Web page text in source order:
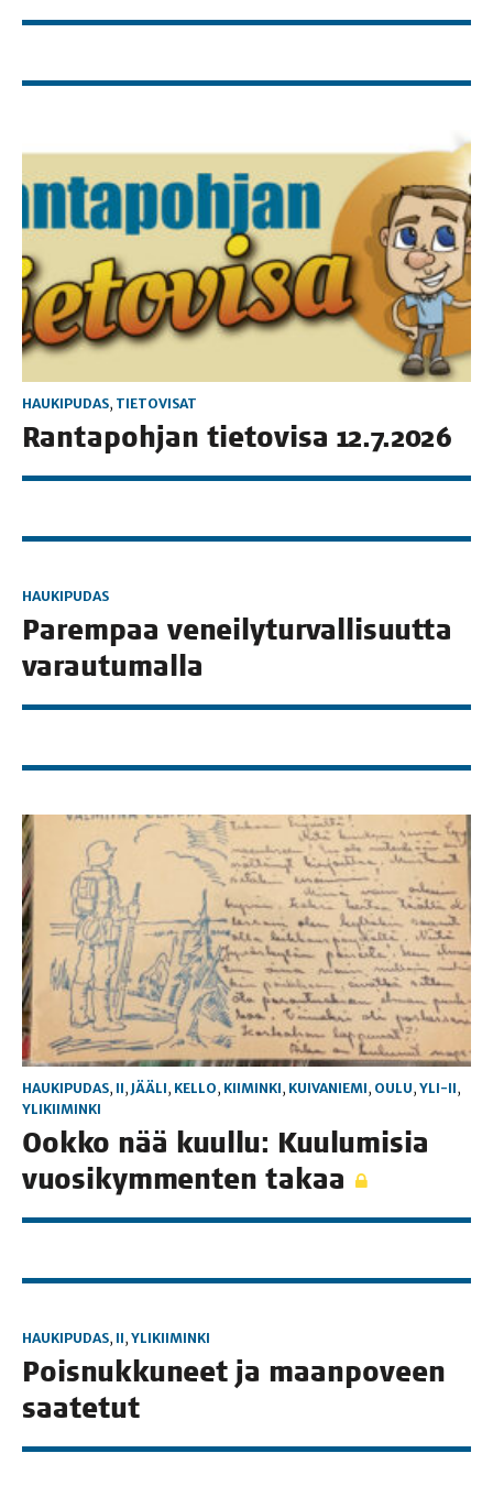
HAUKIPUDAS, TIETOVISAT
Ran­ta­poh­jan tie­to­vi­sa 12.7.2026
HAUKIPUDAS
Parem­paa venei­ly­tur­val­li­suut­ta
varautumalla
HAUKIPUDAS, II, JÄÄLI, KELLO, KIIMINKI, KUIVANIEMI, OULU, YLI-II,
YLIKIIMINKI
Ook­ko nää kuul­lu: Kuu­lu­mi­sia
vuo­si­kym­men­ten takaa
HAUKIPUDAS, II, YLIKIIMINKI
Pois­nuk­ku­neet ja maan­po­veen
saatetut